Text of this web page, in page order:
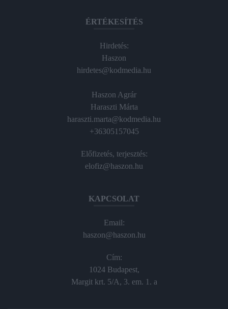
ÉRTÉKESÍTÉS
Hirdetés:
Haszon
hirdetes@kodmedia.hu
Haszon Agrár
Haraszti Márta
haraszti.marta@kodmedia.hu
+36305157045
Előfizetés, terjesztés:
elofiz@haszon.hu
KAPCSOLAT
Email:
haszon@haszon.hu
Cím:
1024 Budapest,
Margit krt. 5/A, 3. em. 1. a